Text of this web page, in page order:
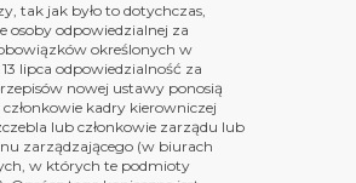
tak jak było to dotychczas,
osoby odpowiedzialnej za
określonych w
lipca odpowiedzialność za
nowej ustawy ponosią
kadry kierowniczej
lub członkowie zarządu lub
zarządzającego (w biurach
w których te podmioty